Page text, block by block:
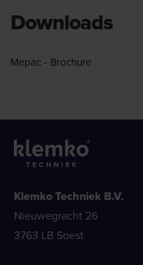
Downloads
Mepac - Brochure
Klemko Techniek B.V.
Nieuwegracht 26
3763 LB Soest